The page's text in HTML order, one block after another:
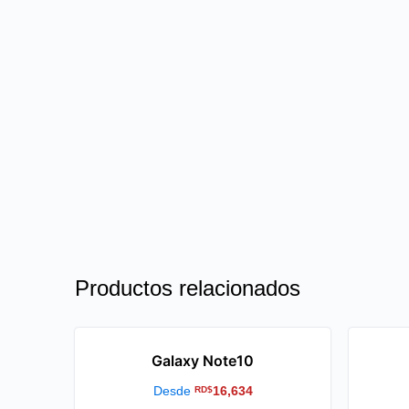
Productos relacionados
Galaxy Note10
Desde RD$16,634